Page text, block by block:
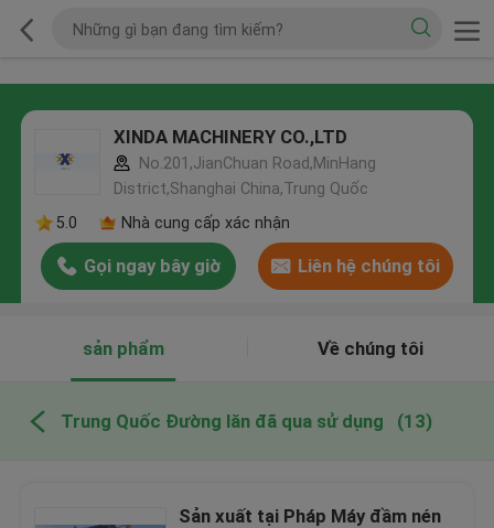
XINDA MACHINERY CO.,LTD
No.201,JianChuan Road,MinHang
District,Shanghai China,Trung Quốc
5.0
Nhà cung cấp xác nhận
Gọi ngay bây giờ Liên hệ chúng tôi
sản phẩm Về chúng tôi
Trung Quốc Đường lăn đã qua sử dụng (13)
Sản xuất tại Pháp Máy đầm nén